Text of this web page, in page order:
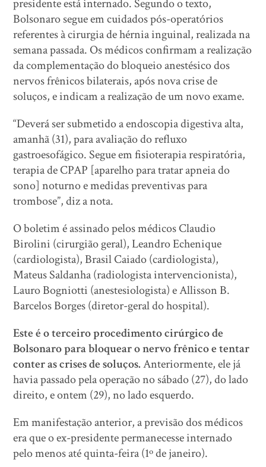
presidente está internado. Segundo o texto,
Bolsonaro segue em cuidados pós-operatórios
referentes à cirurgia de hérnia inguinal, realizada na
semana passada. Os médicos confirmam a realização
da complementação do bloqueio anestésico dos
nervos frênicos bilaterais, após nova crise de
soluços, e indicam a realização de um novo exame.
“Deverá ser submetido a endoscopia digestiva alta,
amanhã (31), para avaliação do refluxo
gastroesofágico. Segue em fisioterapia respiratória,
terapia de CPAP [aparelho para tratar apneia do
sono] noturno e medidas preventivas para
trombose”, diz a nota.
O boletim é assinado pelos médicos Claudio
Birolini (cirurgião geral), Leandro Echenique
(cardiologista), Brasil Caiado (cardiologista),
Mateus Saldanha (radiologista intervencionista),
Lauro Bogniotti (anestesiologista) e Allisson B.
Barcelos Borges (diretor-geral do hospital).
Este é o terceiro procedimento cirúrgico de
Bolsonaro para bloquear o nervo frênico e tentar
conter as crises de soluços.Anteriormente, ele já
havia passado pela operação no sábado (27), do lado
direito, e ontem (29), no lado esquerdo.
Em manifestação anterior, a previsão dos médicos
era que o ex-presidente permanecesse internado
pelo menos até quinta-feira (1º de janeiro).